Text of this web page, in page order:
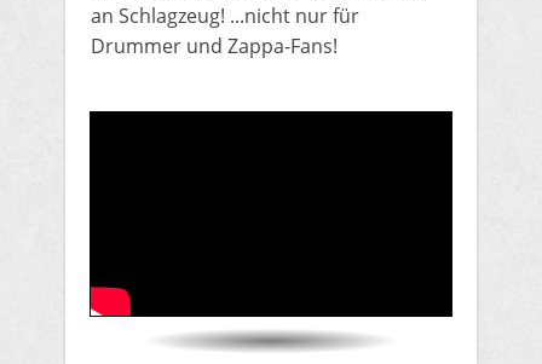
an Schlagzeug! ...nicht nur für
Drummer und Zappa-Fans!